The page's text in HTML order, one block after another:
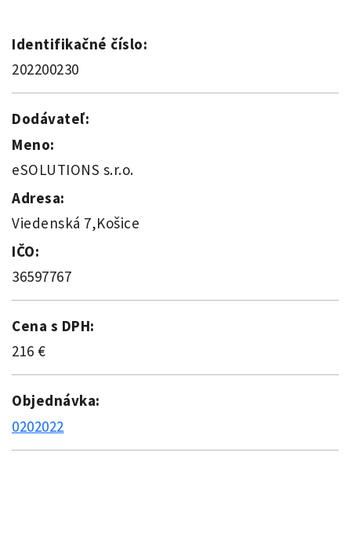
Identifikačné číslo:
202200230
Dodávateľ:
Meno:
eSOLUTIONS s.r.o.
Adresa:
Viedenská 7,Košice
IČO:
36597767
Cena s DPH:
216 €
Objednávka:
0202022